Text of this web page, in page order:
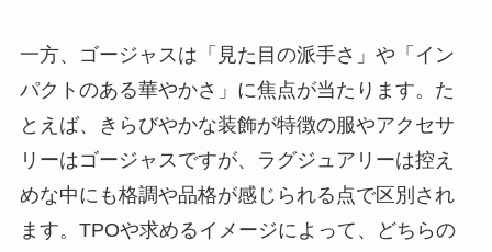
一方、ゴージャスは「見た目の派手さ」や「イン
パクトのある華やかさ」に焦点が当たります。た
とえば、きらびやかな装飾が特徴の服やアクセサ
リーはゴージャスですが、ラグジュアリーは控え
めな中にも格調や品格が感じられる点で区別され
ます。TPOや求めるイメージによって、どちらの